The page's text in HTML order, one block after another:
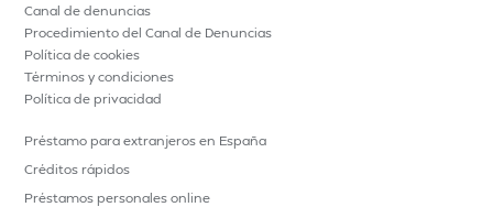
Canal de denuncias
Procedimiento del Canal de Denuncias
Política de cookies
Términos y condiciones
Política de privacidad
Préstamo para extranjeros en España
Créditos rápidos
Préstamos personales online